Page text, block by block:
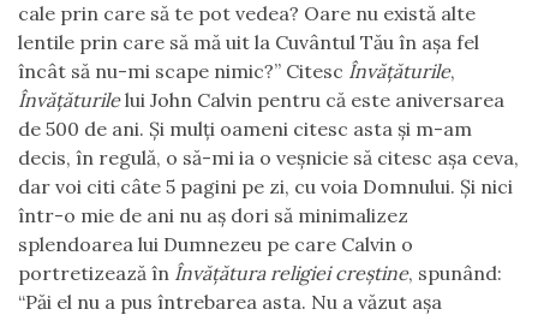
cale prin care să te pot vedea? Oare nu există alte
lentile prin care să mă uit la Cuvântul Tău în aşa fel
încât să nu-mi scape nimic?” Citesc Învăţăturile,
Învăţăturilelui John Calvin pentru că este aniversarea
de 500 de ani. Și mulţi oameni citesc asta şi m-am
decis, în regulă, o să-mi ia o veşnicie să citesc aşa ceva,
dar voi citi câte 5 pagini pe zi, cu voia Domnului. Şi nici
într-o mie de ani nu aş dori să minimalizez
splendoarea lui Dumnezeu pe care Calvin o
portretizează în Învăţătura religiei creştine, spunând:
“Păi el nu a pus întrebarea asta. Nu a văzut aşa